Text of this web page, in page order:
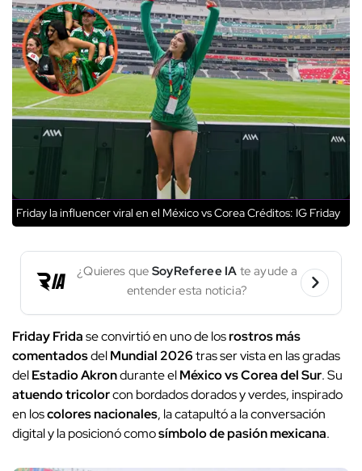
Friday la influencer viral en el México vs CoreaCréditos: IG Friday
¿Quieres que SoyReferee IA te ayude a
entender esta noticia?
Friday Fridase convirtió en uno de losrostros más
comentadosdelMundial 2026tras ser vista en las gradas
delEstadio Akrondurante elMéxico vs Corea del Sur. Su
atuendo tricolorcon bordados dorados y verdes, inspirado
en loscolores nacionales, la catapultó a la conversación
digital y la posicionó comosímbolo de pasión mexicana.